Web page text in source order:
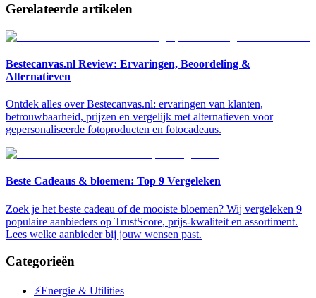
Gerelateerde artikelen
Bestecanvas.nl Review: Ervaringen, Beoordeling &
Alternatieven
Ontdek alles over Bestecanvas.nl: ervaringen van klanten,
betrouwbaarheid, prijzen en vergelijk met alternatieven voor
gepersonaliseerde fotoproducten en fotocadeaus.
Beste Cadeaus & bloemen: Top 9 Vergeleken
Zoek je het beste cadeau of de mooiste bloemen? Wij vergeleken 9
populaire aanbieders op TrustScore, prijs-kwaliteit en assortiment.
Lees welke aanbieder bij jouw wensen past.
Categorieën
⚡Energie & Utilities